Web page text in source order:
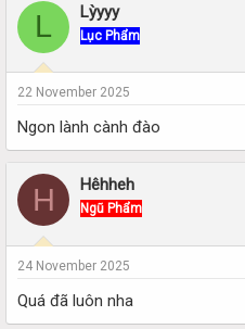
L Lỳyyy
Lục Phẩm
22 November 2025
Ngon lành cành đào
H Hêhheh
Ngũ Phẩm
24 November 2025
Quá đã luôn nha